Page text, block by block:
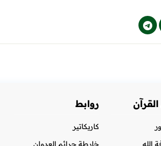
الله
روابط
كاريكاتير
خارطة جرائم العدوان